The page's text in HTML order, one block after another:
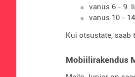
vanus 6 - 9:
vanus 10 -
Kui otsustate, saab
Mobiilirakendus